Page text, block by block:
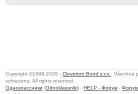
Copyright ©1999-2026 -Cleverton Bond s.r.o.
. Všechna
vyhrazena. All rights reserved.
Одноклассники (Odnoklassniki) -HELP - Форум -Форум